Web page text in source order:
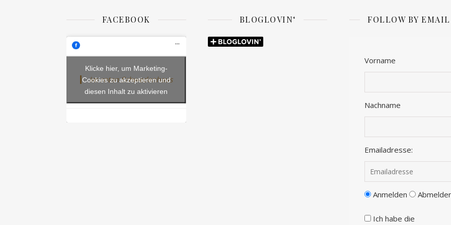
FACEBOOK
Im roten Schwedenhaus
Klicke hier, um Marketing-
Cookies zu akzeptieren und
diesen Inhalt zu aktivieren
BLOGLOVIN‘ FOLLOW BY EMAIL
Vorname
Nachname
Emailadresse:
Anmelden
Ich habe die